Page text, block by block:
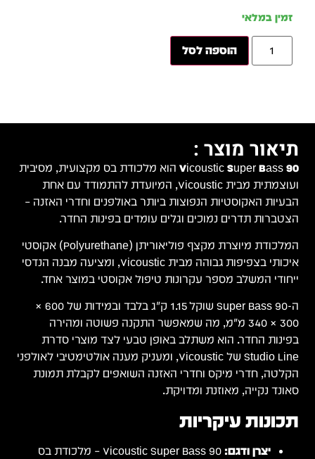
זמין במלאי
הוספה לסל
תיאור מוצר :
Vicoustic Super Bass 90 הוא מלכודת בס מקצועית, מסיבית
ועוצמתית מבית Vicoustic, המיועדת להתמודד עם אחת
הבעיות האקוסטיות הנפוצות ביותר באולפנים וחדרי האזנה –
הצטברות תדרים נמוכים וגלים עומדים בפינות החדר.
המלכודת מיוצרת מקצף פוליאוריתן (Polyurethane) אקוסטי
איכותי בצפיפות גבוהה מבית Vicoustic, ומציעה מבנה הנדסי
ייחודי המשלב מספר עקרונות טיפול אקוסטי במוצר אחד.
ה-Super Bass 90 שוקל 1.15 ק"ג בלבד ובמידות של 600 ×
300 × 340 מ"מ, מה שמאפשר התקנה פשוטה ומהירה
בפינות החדר. הוא משתלב באופן טבעי לצד מוצרי סדרת
Studio Line של Vicoustic, ומעניק מענה אולטימטיבי לאולפני
הקלטה, חדרי מיקס וחדרי האזנה השואפים לקבלת תמונת
סאונד נקייה, מאוזנת ומדויקת.
תכונות עיקריות
יצרן ודגם:
Vicoustic Super Bass 90 – מלכודת בס